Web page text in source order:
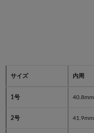
サイズ 内周
1号 40.8mm
2号 41.9mm